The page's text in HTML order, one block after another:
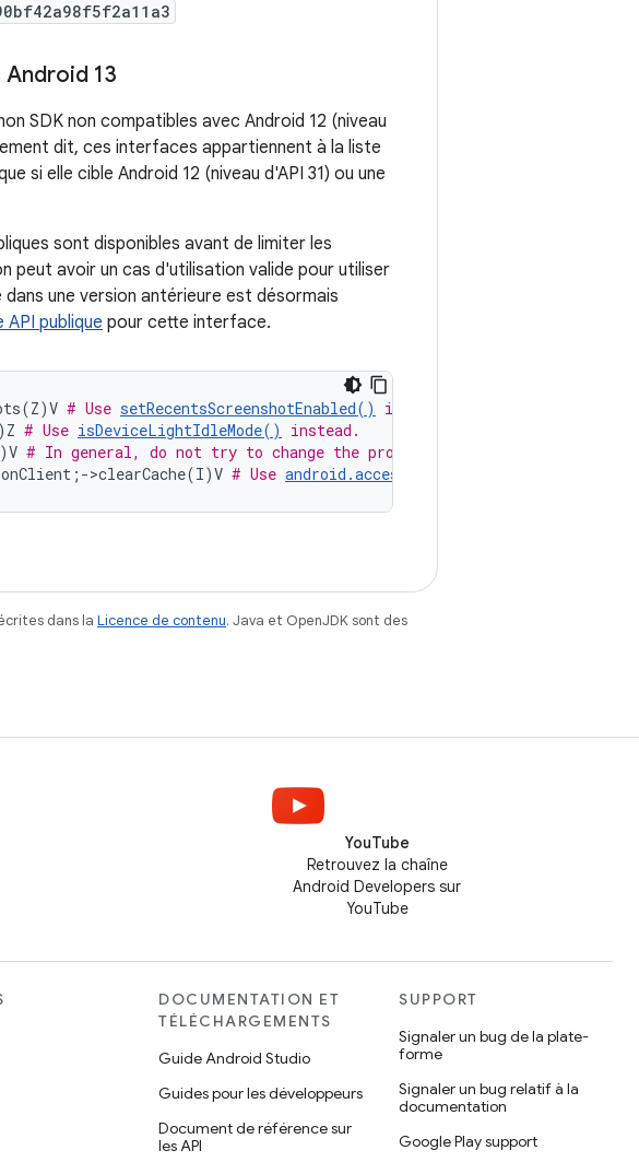
13
SDK non compatibles avec Android 12 (niveau
dit, ces interfaces appartiennent à la liste
si elle cible Android 12 (niveau d'API 31) ou une
sont disponibles avant de limiter les
peut avoir un cas d'utilisation valide pour utiliser
une version antérieure est désormais
API publique pour cette interface.
# Use setRecentsScreenshotEnabled()
instead.
# Use isDeviceLightIdleMode()
instead.
# In general, do not try to change the process name. If you must
>clearCache(I)V # Use
dans la Licence de contenu. Java et OpenJDK sont des
YouTube
Retrouvez la chaîne
Android Developers sur
YouTube
DOCUMENTATION ET
TÉLÉCHARGEMENTS
Guide Android Studio
Guides pour les développeurs
Document de référence sur
les API
SUPPORT
Signaler un bug de la plate-
forme
Signaler un bug relatif à la
documentation
Google Play support